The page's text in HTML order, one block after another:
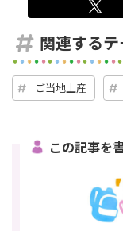
関連する
ご当地土産
この記事を